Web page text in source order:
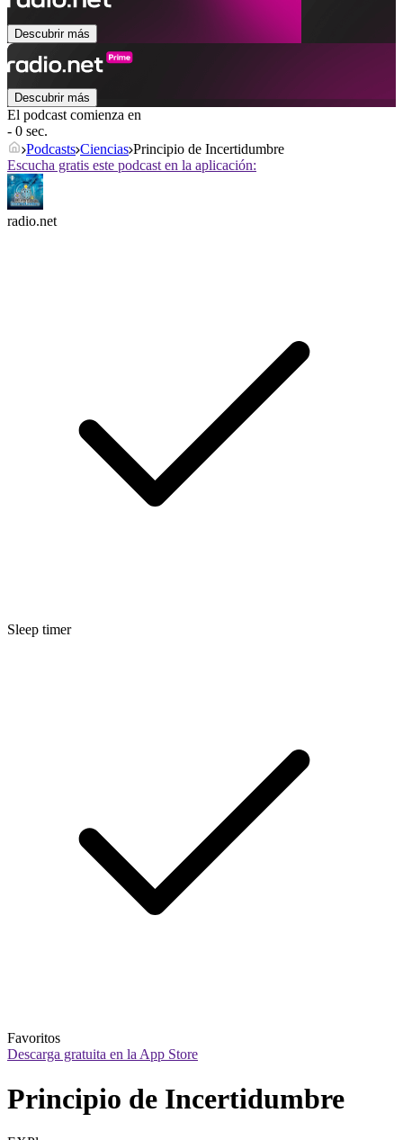
Descubrir más
Descubrir más
El podcast comienza en
- 0 sec.
Podcasts Ciencias Principio de Incertidumbre
Escucha gratis este podcast en la aplicación:
radio.net
Sleep timer
Favoritos
Descarga gratuita en la App Store
Principio de Incertidumbre